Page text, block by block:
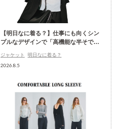
【明日なに着る？】仕事にも向くシン
プルなデザインで「高機能な半そでジ
ジャケット 明日なに着る？
2026.8.5